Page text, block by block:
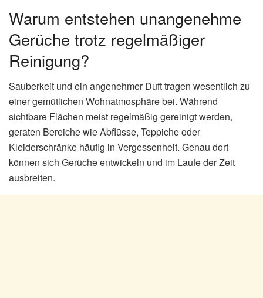
Warum entstehen unangenehme
Gerüche trotz regelmäßiger
Reinigung?
Sauberkeit und ein angenehmer Duft tragen wesentlich zu
einer gemütlichen Wohnatmosphäre bei. Während
sichtbare Flächen meist regelmäßig gereinigt werden,
geraten Bereiche wie Abflüsse, Teppiche oder
Kleiderschränke häufig in Vergessenheit. Genau dort
können sich Gerüche entwickeln und im Laufe der Zeit
ausbreiten.